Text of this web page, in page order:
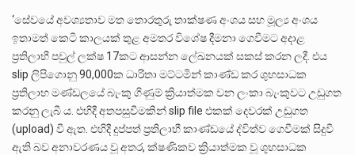
‘සේවයේ අවශ්‍යතාව මත තොරතුරු තාක්ෂණ අංශය සහ මූල්‍ය අංශය
ඉතාමත් කෙටි කාලයක් තුළ අමතර විශේෂ දීමනා ගෙවීමට අදාළ
ප්‍රතිලාභී පවුල් ලක්ෂ 17කට ආසන්න ලේඛනයක් සකස් කරන ලදී. එය
slip ලිපිගොනු 90,000ක ධාරිතා මට්ටමින් කාණ්ඩ කර ශුභසාධක
ප්‍රතිලාභ මණ්ඩලයේ බැංකු ගිණුම් ක්‍රියාත්මක වන ලංකා බැංකුවට උඩුගත
කරනු ලැබී ය. එහිදී අතපසුවීමකින් slip file එකක් දෙවරක් උඩුගත
(upload) වී ඇත. එහිදී දුප්පත් ප්‍රතිලාභී කාණ්ඩයේ ද්විත්ව ගෙවීමක් සිදුවී
ඇති බව අනාවරණය වූ අතර, ක්ෂණිකව ක්‍රියාත්මක වූ ශුභසාධක